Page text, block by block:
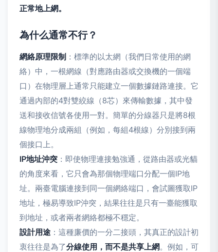
正常地上網。
為什么通常不行？
網絡原理限制 ：標準的以太網（我們日常使用的網
絡）中，一根網線（對應路由器或交換機的一個端
口）在物理層上通常只能建立一個數據鏈路連接。它
通過內部的4對雙絞線（8芯）來傳輸數據，其中發
送和接收信號各使用一對。簡單的分線器只是將8根
線物理地分成兩組（例如，每組4根線）分別接到兩
個接口上。
IP地址沖突 ：即使物理連接勉強通，從路由器或光貓
的角度來看，它只會為那個物理端口分配一個IP地
址。兩臺電腦連接到同一個網絡端口，會試圖獲取IP
地址，極易導致IP沖突，結果往往是只有一臺能獲取
到地址，或者兩者網絡都極不穩定。
設計用途 ：這種廉價的一分二接頭，其真正的設計初
衷往往是為了分線使用，而不是共享上網。例如，可